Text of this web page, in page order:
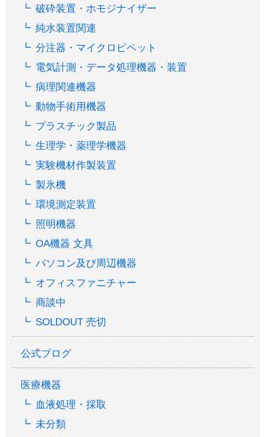
破砕装置・ホモジナイザー
純水装置関連
分注器・マイクロピペット
電気計測・データ処理機器・装置
病理関連機器
動物手術用機器
プラスチック製品
生理学・薬理学機器
実験機材作製装置
製氷機
環境測定装置
照明機器
OA機器 文具
パソコン及び周辺機器
オフィスファニチャー
商談中
SOLDOUT 売切
公式ブログ
医療機器
血液処理・採取
未分類